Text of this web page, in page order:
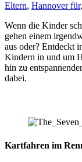
Eltern, Hannover für,
Wenn die Kinder
gehen einem
aus oder? Entdeckt
Kindern in und um
hin zu
dabei.
Kartfahren im